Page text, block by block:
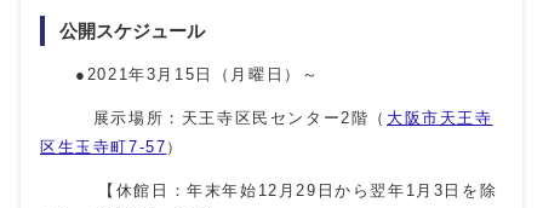
公開スケジュール
●2021年3月15日（月曜日）～
展示場所：天王寺区民センター2階（ 大阪市天王寺
区生玉寺町7-57 ）
【休館日：年末年始12月29日から翌年1月3日を除